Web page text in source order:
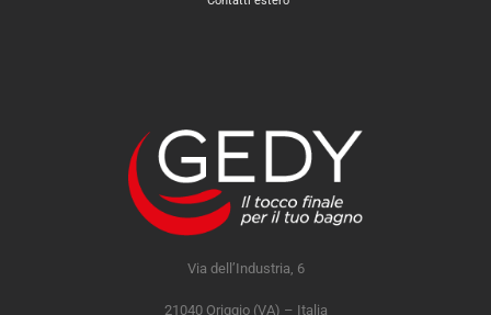
Via dell’Industria, 6
21040 Origgio (VA) – Italia